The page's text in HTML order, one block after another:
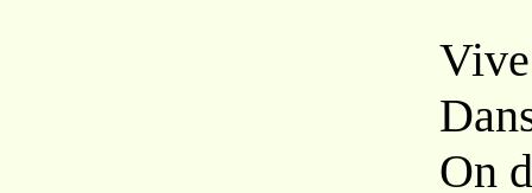
Vive
Dans
On dit